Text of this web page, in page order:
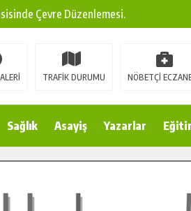
Çevre Düzenlemesi.
Tarımına Katkı Sağlayacak.
Keşfetti.
TRAFİK DURUMU NÖBETÇİ
Sağlık Asayiş Yazarlar